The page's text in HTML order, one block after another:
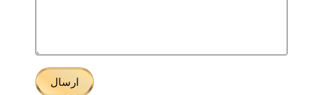
ارسال